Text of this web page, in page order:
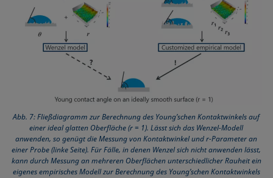
Abb. 7: Fließdiagramm zur Berechnung des Young’schen Kontaktwinkels auf
einer ideal glatten Oberfläche (r = 1). Lässt sich das Wenzel-Modell
anwenden, so genügt die Messung von Kontaktwinkel und r-Parameter an
einer Probe (linke Seite). Für Fälle, in denen Wenzel sich nicht anwenden lässt,
kann durch Messung an mehreren Oberflächen unterschiedlicher Rauheit ein
eigenes empirisches Modell zur Berechnung des Young’schen Kontaktwinkels